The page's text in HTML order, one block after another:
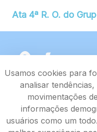
Ata 4ª R. O. do
Usamos cookies para
analisar
movimentações
informações
usuários como um